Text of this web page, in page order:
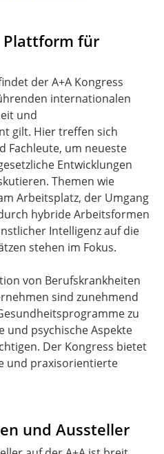
Plattform für
der A+A Kongress
internationalen
und
gilt. Hier treffen sich
Fachleute, um neueste
Entwicklungen
Themen wie
Arbeitsplatz, der Umgang
hybride Arbeitsformen
Intelligenz auf die
stehen im Fokus.
von Berufskrankheiten
sind zunehmend
zu
und psychische Aspekte
Der Kongress bietet
und praxisorientierte
und Aussteller